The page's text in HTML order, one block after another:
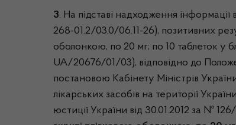
3. На підставі надходження
268-01.2/03.0/06.11-26), позитивних
оболонкою, по 20 мг; по 10 таблеток у
UA/20676/01/03), відповідно до
постановою Кабінету Міністрів
лікарських засобів на території
юстиції України від 30.01.2012 за №